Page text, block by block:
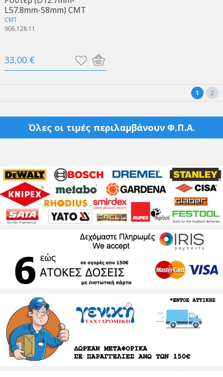
L57.8mm-S8mm) CMT
CMT
906.128.11
33,00 €
1 2
Όλες οι τιμές περιλαμβάνουν Φ.Π.Α.